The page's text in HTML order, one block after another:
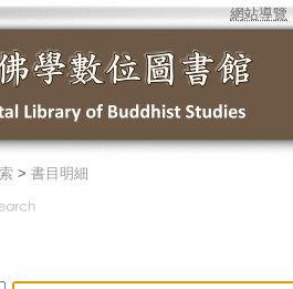
網站導覽
> 書目明細